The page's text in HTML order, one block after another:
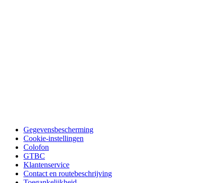
Gegevensbescherming
Cookie-instellingen
Colofon
GTBC
Klantenservice
Contact en routebeschrijving